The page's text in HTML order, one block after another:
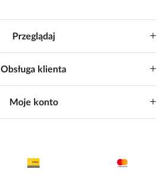
Przeglądaj
Obsługa klienta
Moje konto